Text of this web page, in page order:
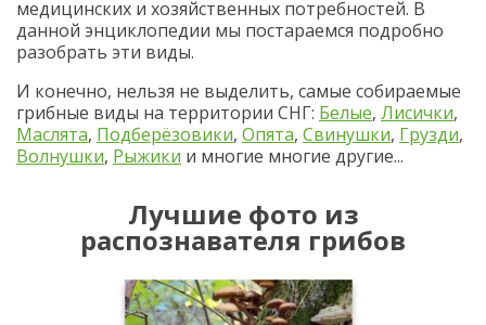
медицинских и хозяйственных потребностей. В
данной энциклопедии мы постараемся подробно
разобрать эти виды.
И конечно, нельзя не выделить, самые собираемые
грибные виды на территории СНГ: Белые, Лисички,
Маслята, Подберёзовики, Опята, Свинушки, Грузди,
Волнушки, Рыжики и многие многие другие...
Лучшие фото из
распознавателя грибов